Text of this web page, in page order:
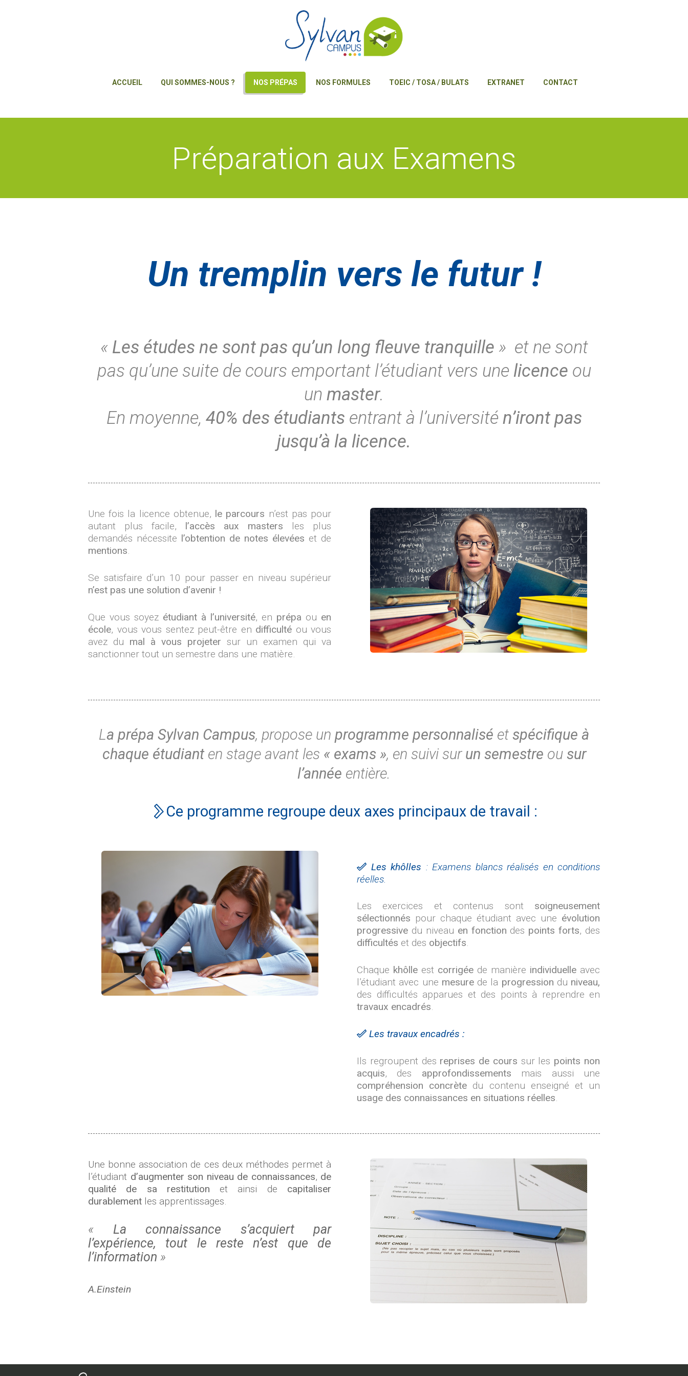
ACCUEIL QUI SOMMES-NOUS ? NOS PRÉPAS NOS FORMULES TOEIC / TOSA / BULATS EXTRANET CONTACT
Préparation aux Examens
Un tremplin vers le futur !
« Les études ne sont pas qu’un long fleuve tranquille » et ne sont
pas qu’une suite de cours emportant l’étudiant vers une licence ou
un master.
En moyenne, 40% des étudiants entrant à l’université n’iront pas
jusqu’à la licence.
Une fois la licence obtenue, le parcours n’est pas pour
autant plus facile, l’accès aux masters les plus
demandés nécessite l’obtention de notes élevées et de
mentions.
Se satisfaire d’un 10 pour passer en niveau supérieur
n’est pas une solution d’avenir !
Que vous soyez étudiant à l’université, en prépa ou en
école, vous vous sentez peut-être en difficulté ou vous
avez du mal à vous projeter sur un examen qui va
sanctionner tout un semestre dans une matière.
La prépa Sylvan Campus, propose un programme personnalisé et spécifique à
chaque étudianten stage avant les « exams », en suivi sur un semestre ousur
l’année entière.
Ce programme regroupe deux axes principaux de travail :
Les khôlles : Examens blancs réalisés en conditions
réelles.
Les exercices et contenus sont soigneusement
sélectionnés pour chaque étudiant avec une évolution
progressive du niveau en fonction des points forts, des
difficultés et des objectifs.
Chaque khôlle est corrigée de manière individuelle avec
l’étudiant avec une mesurede la progression du niveau,
des difficultés apparues et des points à reprendre en
travaux encadrés.
Les travaux encadrés :
Ils regroupent des reprises de cours sur les points non
acquis, des approfondissements mais aussi une
compréhension concrète du contenu enseigné et un
usage des connaissances en situations réelles.
Une bonne association de ces deux méthodes permet à
l’étudiant d’augmenter son niveau de connaissances, de
qualité de sa restitution et ainsi de capitaliser
durablement les apprentissages.
« La connaissance s’acquiert par
l’expérience, tout le reste n’est que de
l’information »
A.Einstein